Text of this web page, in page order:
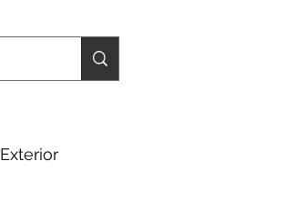
Exterior